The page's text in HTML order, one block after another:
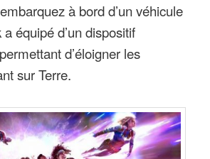
à bord d’un véhicule
équipé d’un dispositif
d’éloigner les
sur Terre.